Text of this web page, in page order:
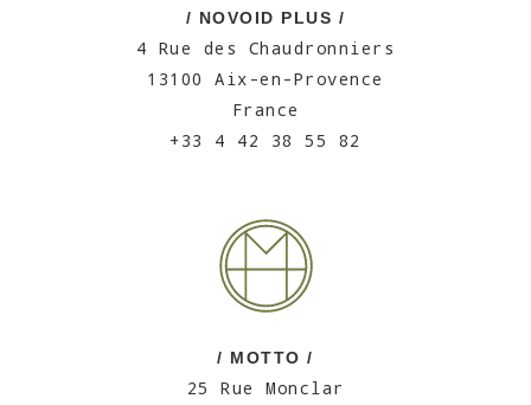
/ NOVOID PLUS /
4 Rue des Chaudronniers
13100 Aix-en-Provence
France
+33 4 42 38 55 82
/ MOTTO /
25 Rue Monclar